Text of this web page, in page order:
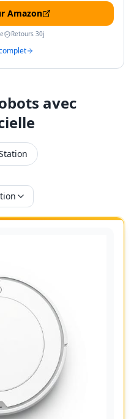
Amazon
Retours 30j
avec